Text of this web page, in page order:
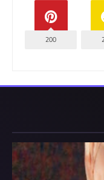
200